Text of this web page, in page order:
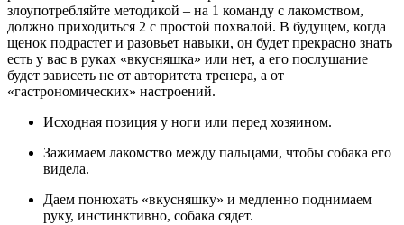
злоупотребляйте методикой – на 1 команду с лакомством,
должно приходиться 2 с простой похвалой. В будущем, когда
щенок подрастет и разовьет навыки, он будет прекрасно знать
есть у вас в руках «вкусняшка» или нет, а его послушание
будет зависеть не от авторитета тренера, а от
«гастрономических» настроений.
Исходная позиция у ноги или перед хозяином.
Зажимаем лакомство между пальцами, чтобы собака его
видела.
Даем понюхать «вкусняшку» и медленно поднимаем
руку, инстинктивно, собака сядет.